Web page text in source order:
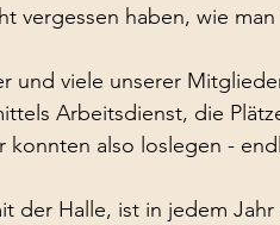
vergessen haben, wie man
und viele unserer
Arbeitsdienst, die
konnten also loslegen -
der Halle, ist in jedem